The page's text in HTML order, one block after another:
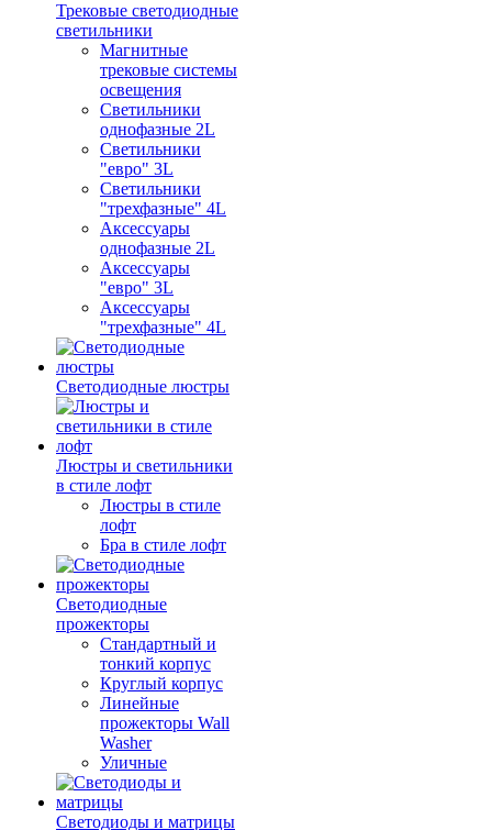
Трековые светодиодные
светильники
Магнитные
трековые системы
освещения
Светильники
однофазные 2L
Светильники
"евро" 3L
Светильники
"трехфазные" 4L
Аксессуары
однофазные 2L
Аксессуары
"евро" 3L
Аксессуары
"трехфазные" 4L
Светодиодные люстры
Люстры и светильники
в стиле лофт
Люстры в стиле
лофт
Бра в стиле лофт
Светодиодные
прожекторы
Стандартный и
тонкий корпус
Круглый корпус
Линейные
прожекторы Wall
Washer
Уличные
Светодиоды и матрицы